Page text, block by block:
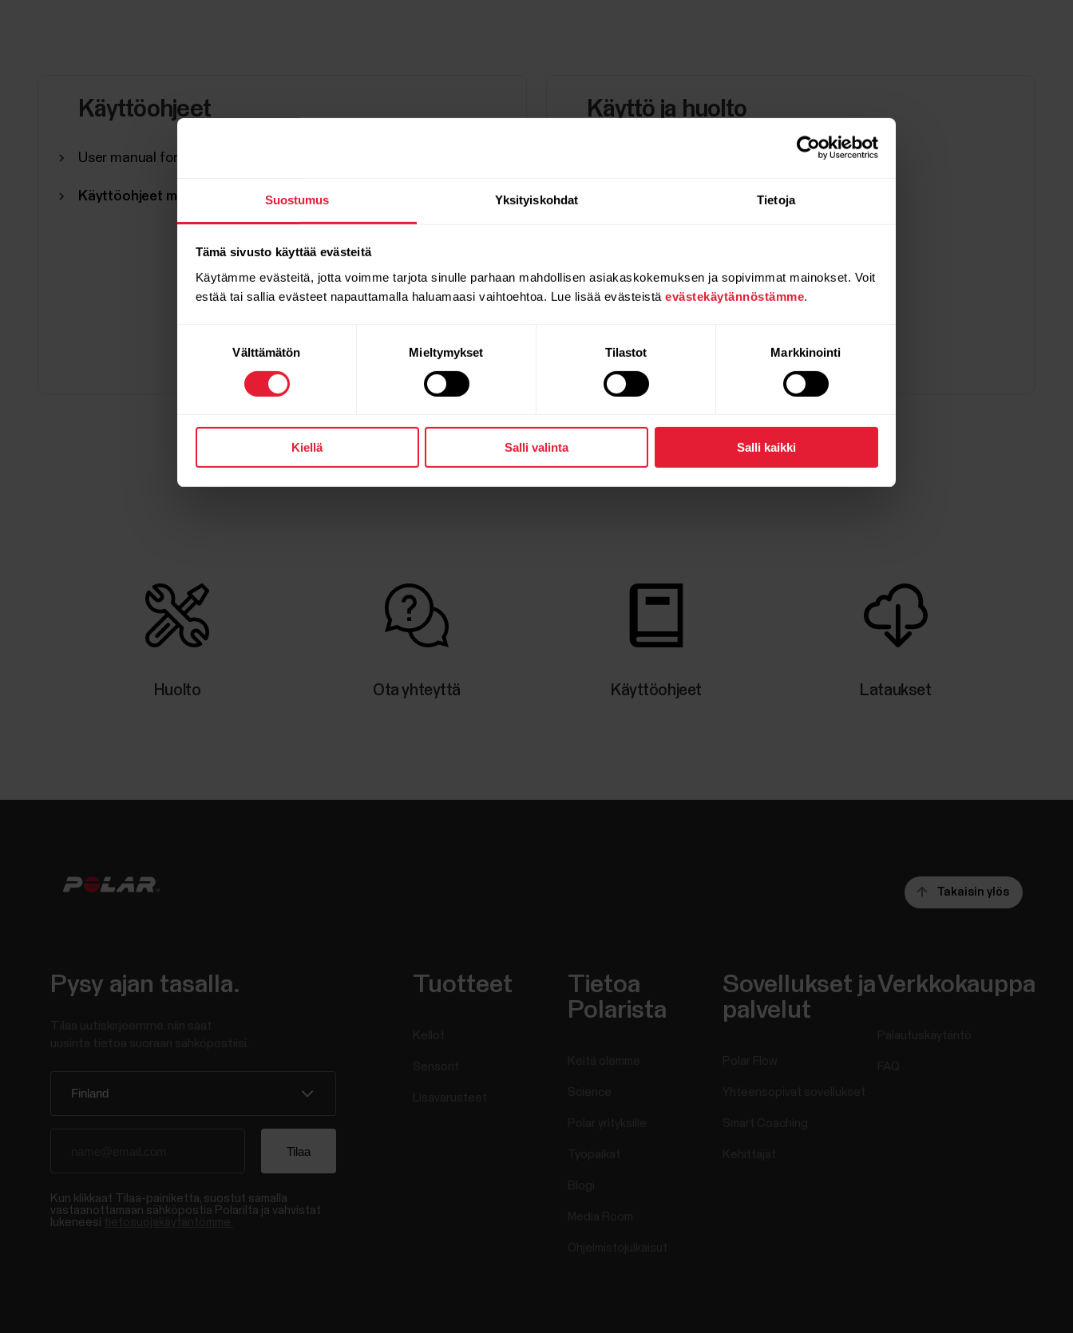
Suostumus Yksityiskohdat Tietoja
Tämä sivusto käyttää evästeitä
Käytämme evästeitä, jotta voimme tarjota sinulle parhaan mahdollisen asiakaskokemuksen ja sopivimmat mainokset. Voit
estää tai sallia evästeet napauttamalla haluamaasi vaihtoehtoa. Lue lisää evästeistä evästekäytännöstämme.
Välttämätön Mieltymykset Tilastot Markkinointi
Kiellä Salli valinta Salli kaikki
Käyttöohjeet
User manual for Polar Equine Healthcheck in Finnish (PDF-ohje)
Käyttöohjeet muilla kielillä
Käyttö ja huolto
Huolto Ota yhteyttä Käyttöohjeet Lataukset
Takaisin ylös
Pysy ajan tasalla.
Kun klikkaat Tilaa-painiketta, suostut samalla
vastaanottamaan sähköpostia Polarilta ja vahvistat
lukeneesi
Tuotteet
Tietoa
Polarista
Sovellukset ja
palvelut
Verkkokauppa